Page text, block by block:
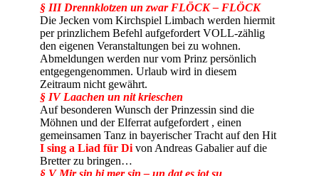
§ III Drennklotzen un zwar FLÖCK – FLÖCK
Die Jecken vom Kirchspiel Limbach werden hiermit
per prinzlichem Befehl aufgefordert VOLL-zählig
den eigenen Veranstaltungen bei zu wohnen.
Abmeldungen werden nur vom Prinz persönlich
entgegengenommen. Urlaub wird in diesem
Zeitraum nicht gewährt.
§ IV Laachen un nit krieschen
Auf besonderen Wunsch der Prinzessin sind die
Möhnen und der Elferrat aufgefordert , einen
gemeinsamen Tanz in bayerischer Tracht auf den Hit
I sing a Liad für Di von Andreas Gabalier auf die
Bretter zu bringen…
§ V Mir sin bi mer sin – un dat es jot su